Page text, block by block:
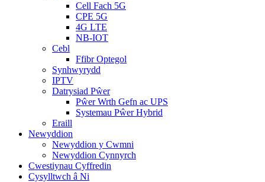
Cell Fach 5G
CPE 5G
4G LTE
NB-IOT
Cebl
Ffibr Optegol
Synhwyrydd
IPTV
Datrysiad Pŵer
Pŵer Wrth Gefn ac UPS
Systemau Pŵer Hybrid
Eraill
Newyddion
Newyddion y Cwmni
Newyddion Cynnyrch
Cwestiynau Cyffredin
Cysylltwch â Ni